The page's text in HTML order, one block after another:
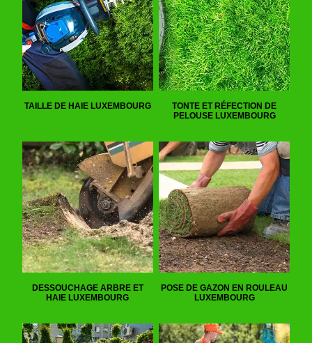
TAILLE DE HAIE LUXEMBOURG
TONTE ET RÉFECTION DE
PELOUSE LUXEMBOURG
DESSOUCHAGE ARBRE ET
HAIE LUXEMBOURG
POSE DE GAZON EN ROULEAU
LUXEMBOURG